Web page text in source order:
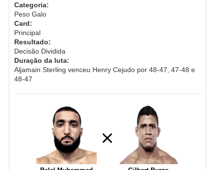
Categoria:
Peso Galo
Card:
Principal
Resultado:
Decisão Dividida
Duração da luta:
Aljamain Sterling venceu Henry Cejudo por 48-47, 47-48 e
48-47